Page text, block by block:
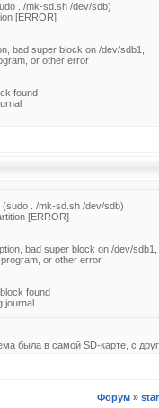
. /mk-sd.sh /dev/sdb)
[ERROR]
bad super block on /dev/sdb1,
or other error
found
. /mk-sd.sh /dev/sdb)
[ERROR]
bad super block on /dev/sdb1,
or other error
found
journal
была в самой SD-карте, с
Форум »